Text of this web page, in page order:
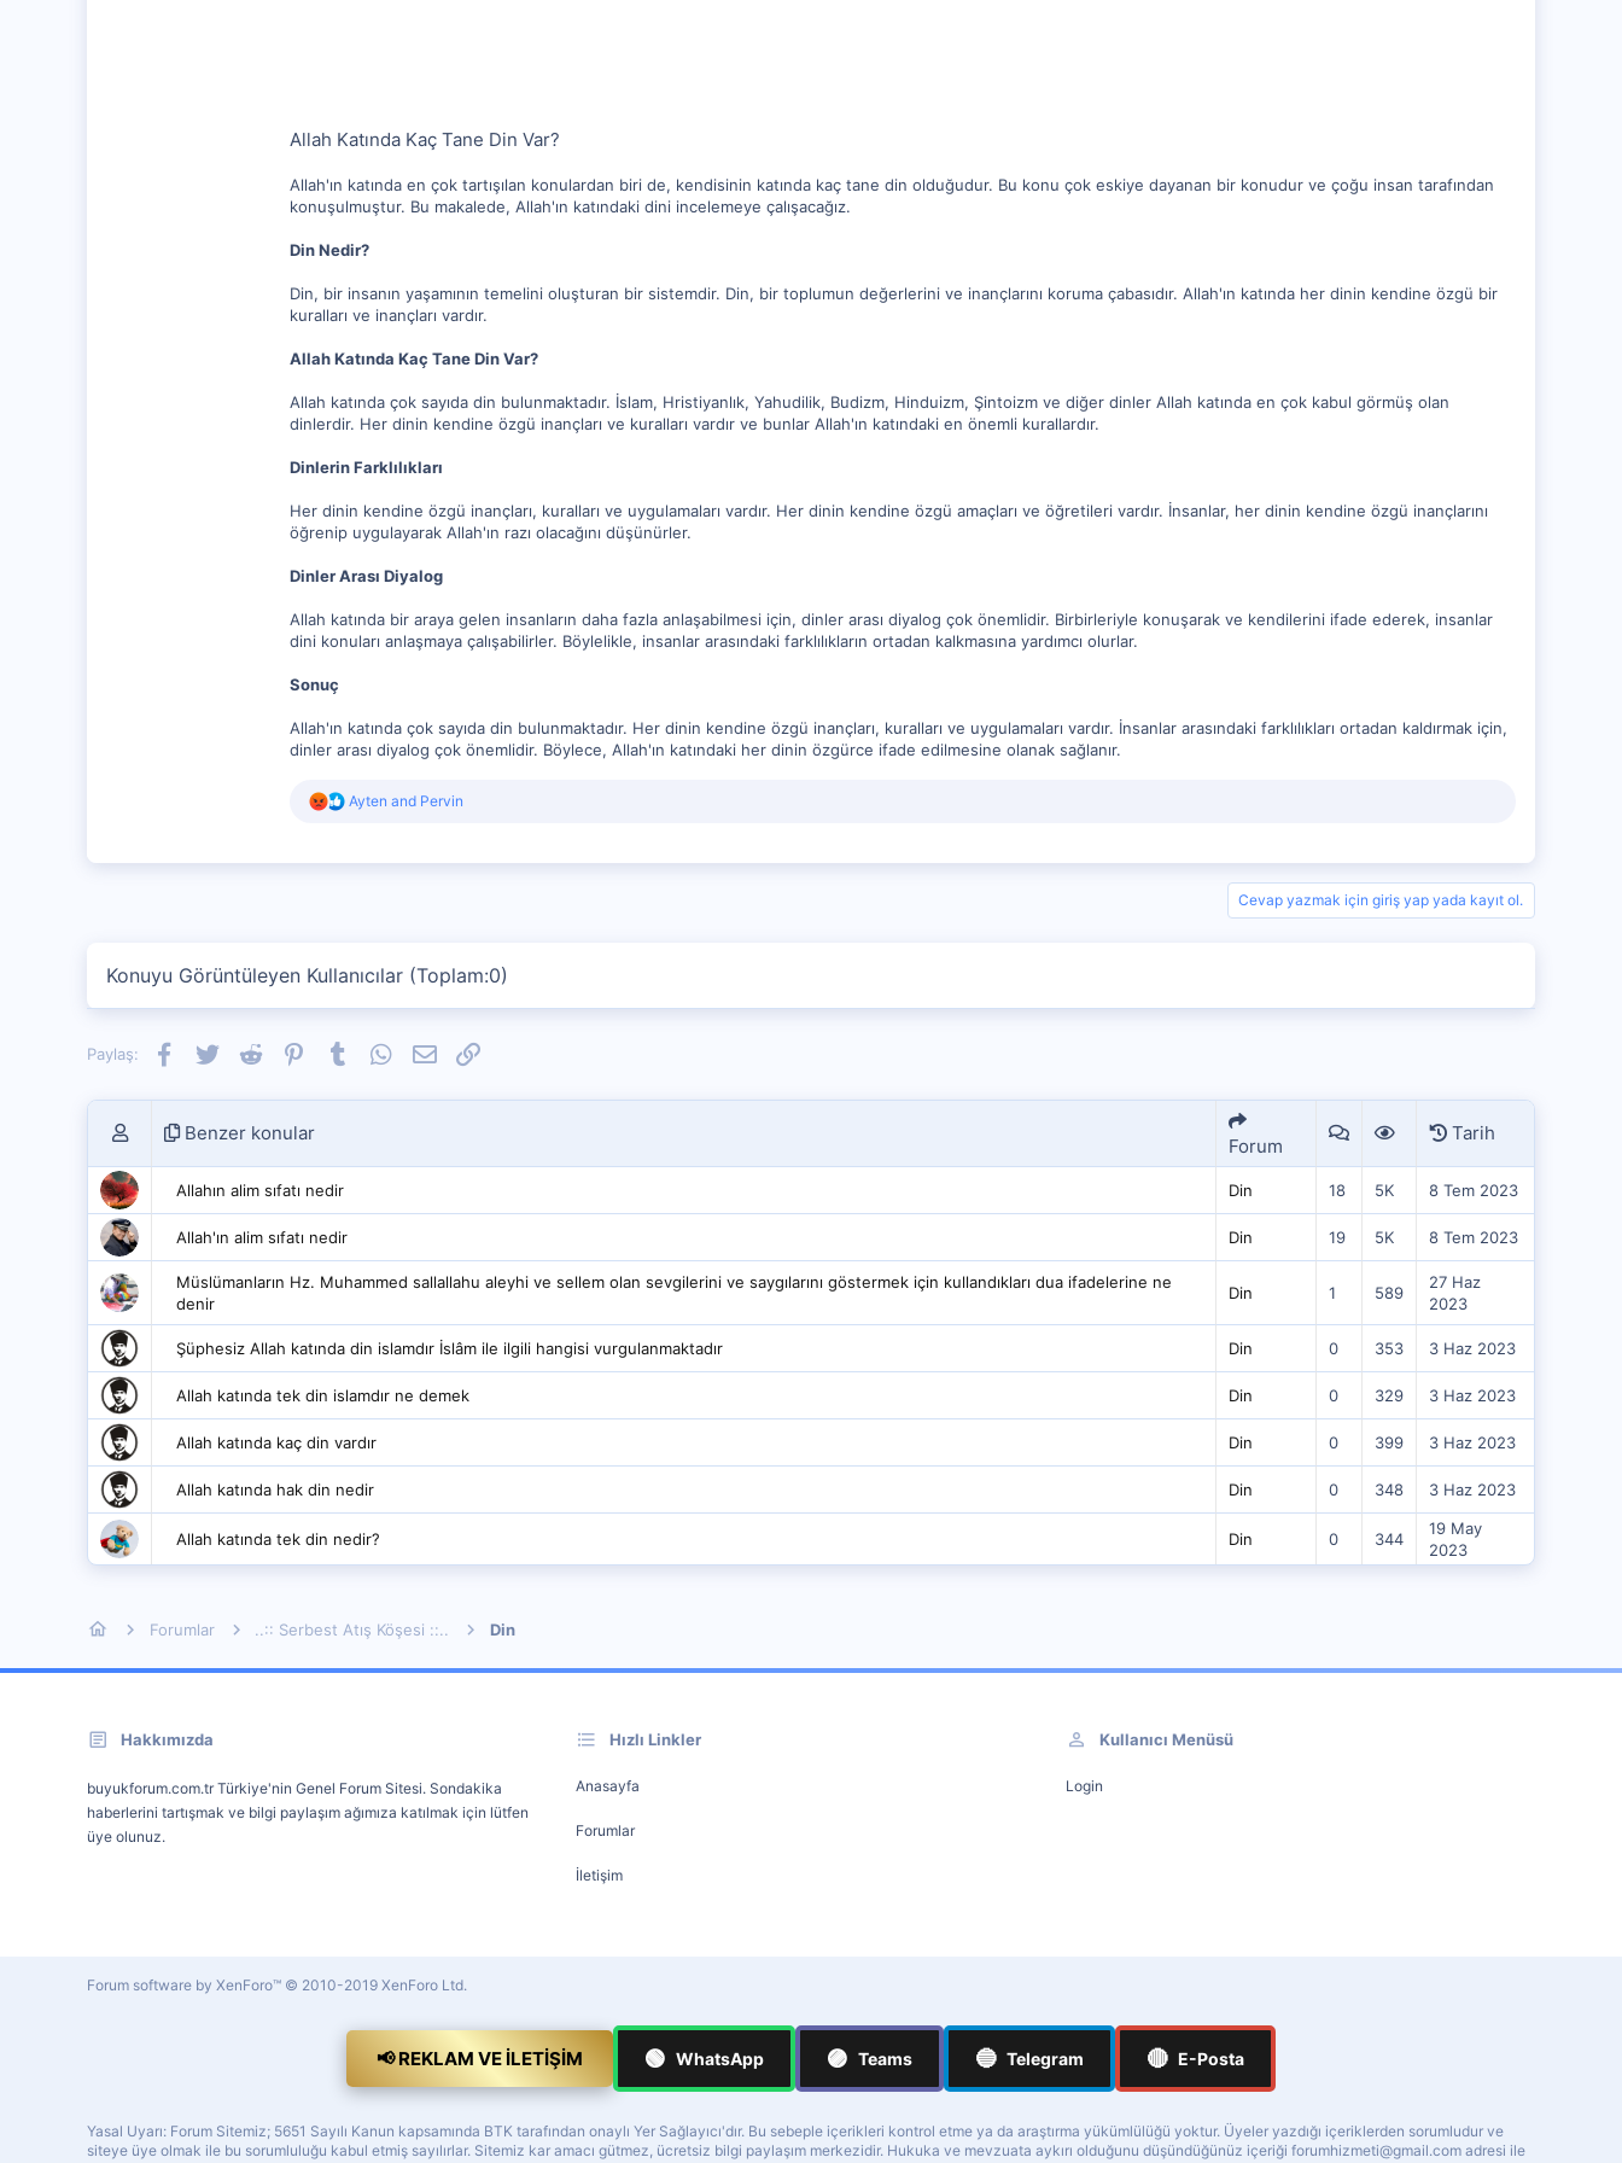
Allah Katında Kaç Tane Din Var?
Allah'ın katında en çok tartışılan konulardan biri de, kendisinin katında kaç tane din olduğudur. Bu konu çok eskiye dayanan bir konudur ve çoğu insan tarafından
konuşulmuştur. Bu makalede, Allah'ın katındaki dini incelemeye çalışacağız.
Din Nedir?
Din, bir insanın yaşamının temelini oluşturan bir sistemdir. Din, bir toplumun değerlerini ve inançlarını koruma çabasıdır. Allah'ın katında her dinin kendine özgü bir
kuralları ve inançları vardır.
Allah Katında Kaç Tane Din Var?
Allah katında çok sayıda din bulunmaktadır. İslam, Hristiyanlık, Yahudilik, Budizm, Hinduizm, Şintoizm ve diğer dinler Allah katında en çok kabul görmüş olan
dinlerdir. Her dinin kendine özgü inançları ve kuralları vardır ve bunlar Allah'ın katındaki en önemli kurallardır.
Dinlerin Farklılıkları
Her dinin kendine özgü inançları, kuralları ve uygulamaları vardır. Her dinin kendine özgü amaçları ve öğretileri vardır. İnsanlar, her dinin kendine özgü inançlarını
öğrenip uygulayarak Allah'ın razı olacağını düşünürler.
Dinler Arası Diyalog
Allah katında bir araya gelen insanların daha fazla anlaşabilmesi için, dinler arası diyalog çok önemlidir. Birbirleriyle konuşarak ve kendilerini ifade ederek, insanlar
dini konuları anlaşmaya çalışabilirler. Böylelikle, insanlar arasındaki farklılıkların ortadan kalkmasına yardımcı olurlar.
Sonuç
Allah'ın katında çok sayıda din bulunmaktadır. Her dinin kendine özgü inançları, kuralları ve uygulamaları vardır. İnsanlar arasındaki farklılıkları ortadan kaldırmak için,
dinler arası diyalog çok önemlidir. Böylece, Allah'ın katındaki her dinin özgürce ifade edilmesine olanak sağlanır.
R
:
Ayten and Pervin
Cevap yazmak için giriş yap yada kayıt ol.
Konuyu Görüntüleyen Kullanıcılar (Toplam:0)
Paylaş: Facebook
TwitterReddit PinterestTumblrWhatsApp
E-postaLink
Benzer konular
Forum
Tarih
Allahın alim sıfatı nedir Din 18 5K 8 Tem 2023
Allah'ın alim sıfatı nedir Din 19 5K 8 Tem 2023
Müslümanların Hz. Muhammed sallallahu aleyhi ve sellem olan sevgilerini ve saygılarını göstermek için kullandıkları dua ifadelerine ne
denir
Din 1 589
27 Haz
2023
Şüphesiz Allah katında din islamdır İslâm ile ilgili hangisi vurgulanmaktadır Din 0 353 3 Haz 2023
Allah katında tek din islamdır ne demek Din 0 329 3 Haz 2023
Allah katında kaç din vardır Din 0 399 3 Haz 2023
Allah katında hak din nedir Din 0 348 3 Haz 2023
Allah katında tek din nedir? Din 0 344
19 May
2023
Forumlar ..:: Serbest Atış Köşesi ::.. Din
Hakkımızda
buyukforum.com.tr Türkiye'nin Genel Forum Sitesi. Sondakika
haberlerini tartışmak ve bilgi paylaşım ağımıza katılmak için lütfen
üye olunuz.
Hızlı Linkler
Anasayfa
Forumlar
İletişim
Kullanıcı Menüsü
Login
Forum software by XenForo™ © 2010-2019 XenForo Ltd.
📢 REKLAM VE İLETIŞIM 🟢 WhatsApp 🟣 Teams 🔵 Telegram 🔴 E-Posta
Yasal Uyarı: Forum Sitemiz; 5651 Sayılı Kanun kapsamında BTK tarafından onaylı Yer Sağlayıcı'dır. Bu sebeple içerikleri kontrol etme ya da araştırma yükümlülüğü yoktur. Üyeler yazdığı içeriklerden sorumludur ve
siteye üye olmak ile bu sorumluluğu kabul etmiş sayılırlar. Sitemiz kar amacı gütmez, ücretsiz bilgi paylaşım merkezidir. Hukuka ve mevzuata aykırı olduğunu düşündüğünüz içeriği forumhizmeti@gmail.com adresi ile